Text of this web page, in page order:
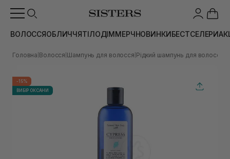
ВОЛОССЯОБЛИЧЧЯТІЛОДІММЕРЧНОВИНКИБЕСТСЕЛЕРИ
Головна Волосся Шампунь для волосся Рідкий шампунь для волосся
-15%
ВИБІР ОКСАНИ